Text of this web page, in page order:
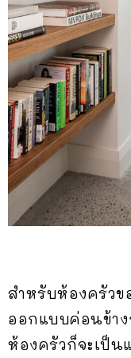
สำหรับห้องครัว
ออกแบบค่อนข้าง
ห้องครัวก็จะเป็